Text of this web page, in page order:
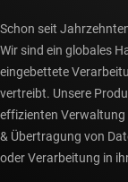
Schon seit
Wir sind ein globales
eingebettete
vertreibt. Unsere
effizienten Verwaltung
& Übertragung von
oder Verarbeitung in